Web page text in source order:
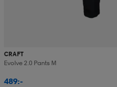
CRAFT
Evolve 2.0 Pants M
489:-